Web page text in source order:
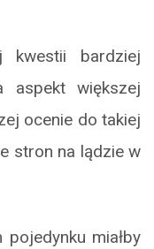
bardziej
aspekt większej
ocenie do takiej
stron na lądzie w
miałby